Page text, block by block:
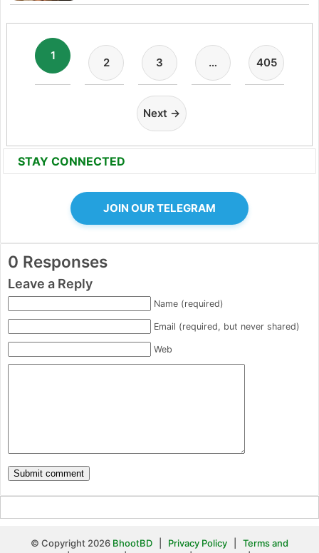
1
2 3 … 405
Next →
STAY CONNECTED
JOIN OUR TELEGRAM
0 Responses
Leave a Reply
Name (required)
Email (required, but never shared)
Web
© Copyright 2026 BhootBD Privacy Policy
Terms and